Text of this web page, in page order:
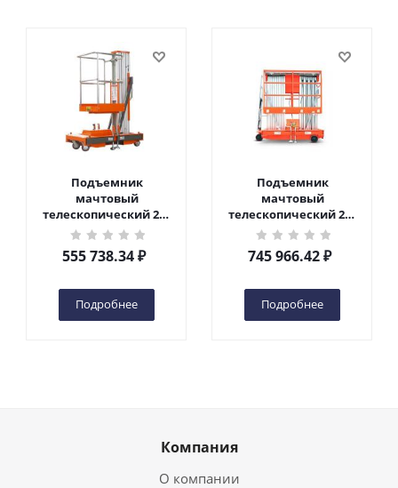
Подъемник
мачтовый
телескопический 200
кг 6 м TOR GTWY6-200S
DC 2-мачтовый
(автономный) (G) в
555 738.34₽
Подробнее
Подъемник
мачтовый
телескопический 200
кг 10 м TOR GTWY10-
200S DC 2-мачтовый
(автономный) (N) в
745 966.42₽
Подробнее
Компания
О компании